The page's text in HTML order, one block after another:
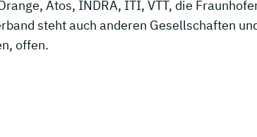
Atos, INDRA, ITI, VTT, die
steht auch anderen Gesellschaften
offen.